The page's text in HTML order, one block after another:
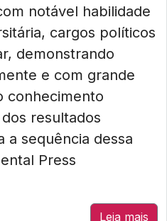
notável habilidade
cargos políticos
demonstrando
e com grande
conhecimento
resultados
a sequência dessa
Press
Leia mais